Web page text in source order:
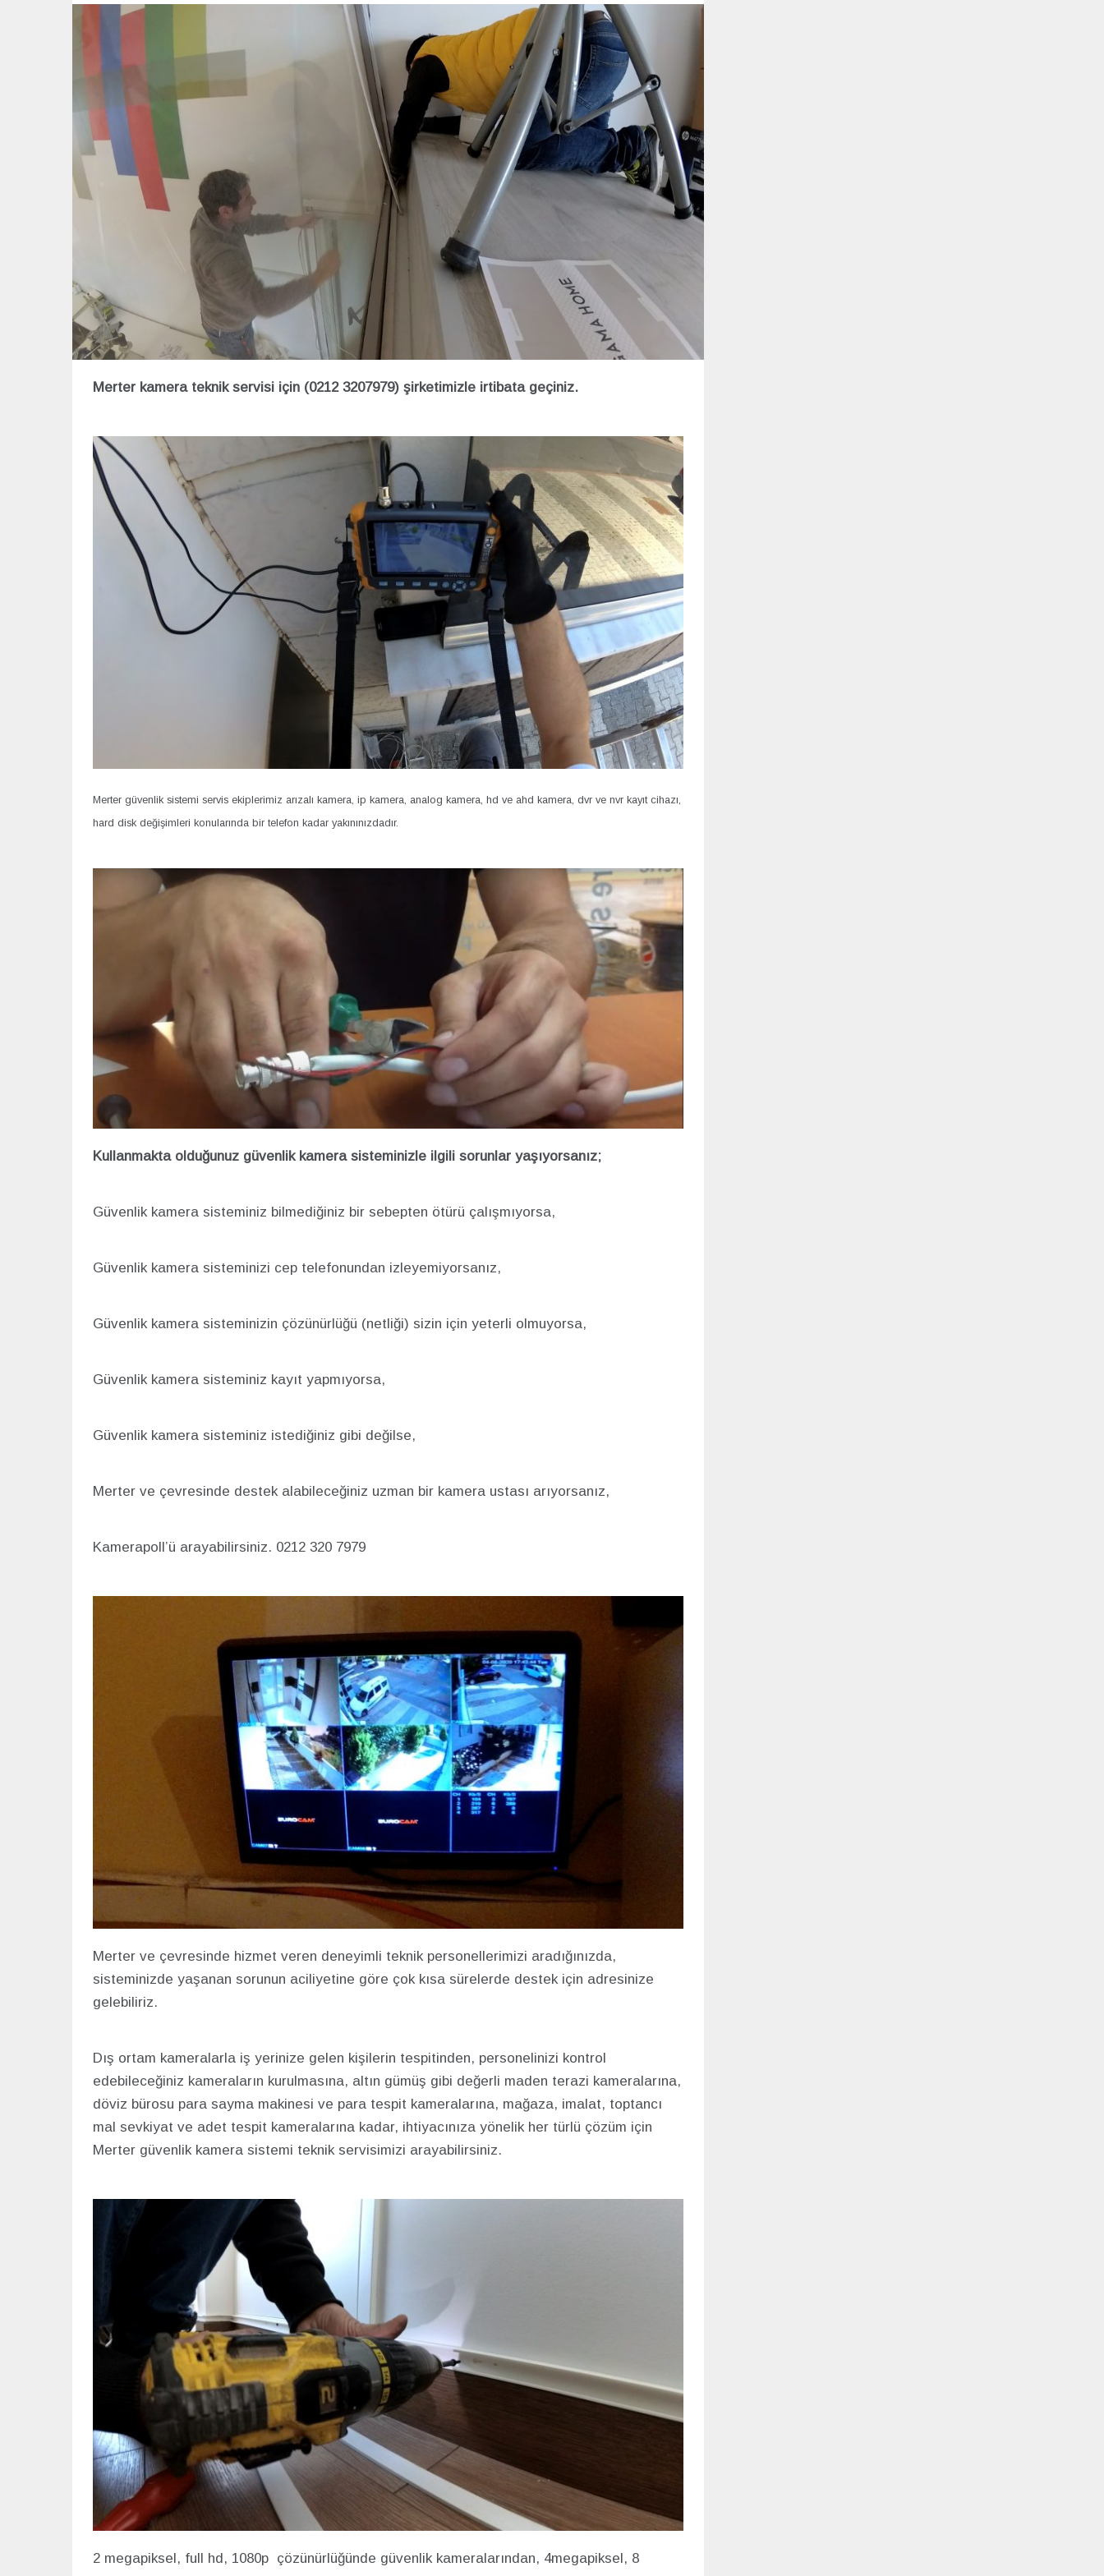
HİZMET
Ocak
Merter kamera teknik servisi için (0212 3207979) şirketimizle irtibata geçiniz.
Merter güvenlik sistemi servis ekiplerimiz arızalı kamera, ip kamera, analog kamera, hd ve ahd kamera, dvr ve nvr kayıt cihazı,
hard disk değişimleri konularında bir telefon kadar yakınınızdadır.
Kullanmakta olduğunuz güvenlik kamera sisteminizle ilgili sorunlar yaşıyorsanız;
Güvenlik kamera sisteminiz bilmediğiniz bir sebepten ötürü çalışmıyorsa,
Güvenlik kamera sisteminizi cep telefonundan izleyemiyorsanız,
Güvenlik kamera sisteminizin çözünürlüğü (netliği) sizin için yeterli olmuyorsa,
Güvenlik kamera sisteminiz kayıt yapmıyorsa,
Güvenlik kamera sisteminiz istediğiniz gibi değilse,
Merter ve çevresinde destek alabileceğiniz uzman bir kamera ustası arıyorsanız,
Kamerapoll’ü arayabilirsiniz. 0212 320 7979
Merter ve çevresinde hizmet veren deneyimli teknik personellerimizi aradığınızda,
sisteminizde yaşanan sorunun aciliyetine göre çok kısa sürelerde destek için adresinize
gelebiliriz.
Dış ortam kameralarla iş yerinize gelen kişilerin tespitinden, personelinizi kontrol
edebileceğiniz kameraların kurulmasına, altın gümüş gibi değerli maden terazi kameralarına,
döviz bürosu para sayma makinesi ve para tespit kameralarına, mağaza, imalat, toptancı
mal sevkiyat ve adet tespit kameralarına kadar, ihtiyacınıza yönelik her türlü çözüm için
Merter güvenlik kamera sistemi teknik servisimizi arayabilirsiniz.
2 megapiksel, full hd, 1080p çözünürlüğünde güvenlik kameralarından, 4megapiksel, 8